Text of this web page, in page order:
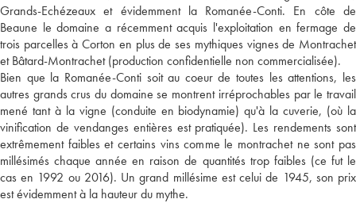
Grands-Echézeaux et évidemment la Romanée-Conti. En côte de
Beaune le domaine a récemment acquis l'exploitation en fermage de
trois parcelles à Corton en plus de ses mythiques vignes de Montrachet
et Bâtard-Montrachet (production confidentielle non commercialisée).
Bien que la Romanée-Conti soit au coeur de toutes les attentions, les
autres grands crus du domaine se montrent irréprochables par le travail
mené tant à la vigne (conduite en biodynamie) qu'à la cuverie, (où la
vinification de vendanges entières est pratiquée). Les rendements sont
extrêmement faibles et certains vins comme le montrachet ne sont pas
millésimés chaque année en raison de quantités trop faibles (ce fut le
cas en 1992 ou 2016). Un grand millésime est celui de 1945, son prix
est évidemment à la hauteur du mythe.